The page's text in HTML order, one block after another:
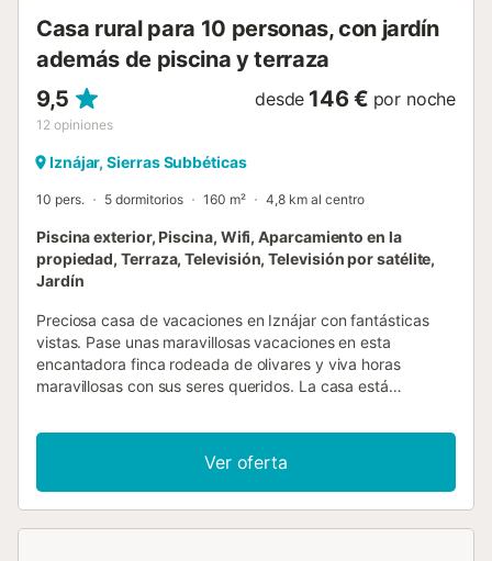
Casa rural para 10 personas, con jardín
además de piscina y terraza
9,5
12 opiniones
desde 146 € por noche
Iznájar, Sierras Subbéticas
10 pers. 5 dormitorios 160 m² 4,8 km al centro
Piscina exterior, Piscina, Wifi, Aparcamiento en la
propiedad, Terraza, Televisión, Televisión por satélite,
Jardín
Preciosa casa de vacaciones en Iznájar con fantásticas
vistas. Pase unas maravillosas vacaciones en esta
encantadora finca rodeada de olivares y viva horas
maravillosas con sus seres queridos. La casa está
con chimenea. Relájese junto a la piscina y disfrute de las
fantásticas vistas a la impresionante Sierra Nevada. Se
pueden realizar excursiones a la pintoresca Iznájar,
Granada o Córdoba. Los amantes de la naturaleza sacarán
Ver oferta